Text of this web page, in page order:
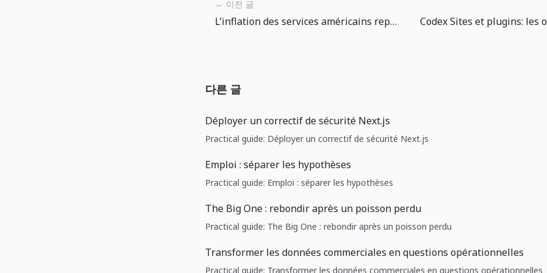
← 이전 글
L’inflation des services américains repart: en juin, mieux vaut défendre les marges qu’attendre des baisses de taux
다른 글
Déployer un correctif de sécurité Next.js
Practical guide: Déployer un correctif de sécurité Next.js
Emploi : séparer les hypothèses
Practical guide: Emploi : séparer les hypothèses
The Big One : rebondir après un poisson perdu
Practical guide: The Big One : rebondir après un poisson perdu
Transformer les données commerciales en questions opérationnelles
Practical guide: Transformer les données commerciales en questions opérationnelles